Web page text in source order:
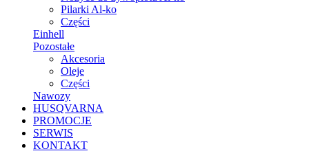
Pilarki Al-ko
Części
Einhell
Pozostałe
Akcesoria
Oleje
Części
Nawozy
HUSQVARNA
PROMOCJE
SERWIS
KONTAKT